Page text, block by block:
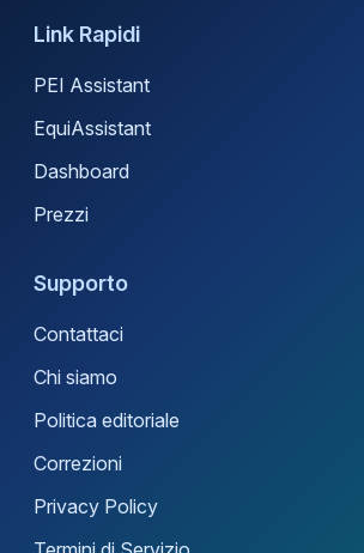
Link Rapidi
PEI Assistant
EquiAssistant
Dashboard
Prezzi
Supporto
Contattaci
Chi siamo
Politica editoriale
Correzioni
Privacy Policy